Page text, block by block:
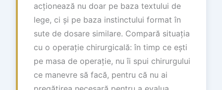
acționează nu doar pe baza textului de
lege, ci și pe baza instinctului format în
sute de dosare similare. Compară situația
cu o operație chirurgicală: în timp ce ești
pe masa de operație, nu îi spui chirurgului
ce manevre să facă, pentru că nu ai